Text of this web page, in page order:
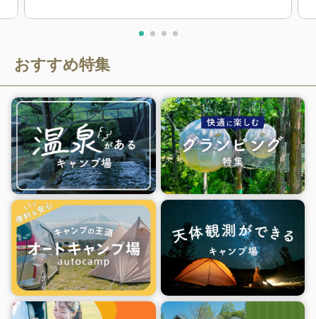
全てオーシャンブルーがコンセプトとなりま
す。ファミリー、カップル、女子会、会社の
おすすめ特集